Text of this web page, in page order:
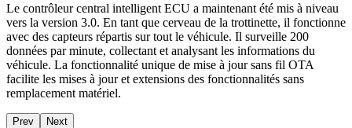
Le contrôleur central intelligent ECU a maintenant été mis à niveau
vers la version 3.0. En tant que cerveau de la trottinette, il fonctionne
avec des capteurs répartis sur tout le véhicule. Il surveille 200
données par minute, collectant et analysant les informations du
véhicule. La fonctionnalité unique de mise à jour sans fil OTA
facilite les mises à jour et extensions des fonctionnalités sans
remplacement matériel.
Prev Next